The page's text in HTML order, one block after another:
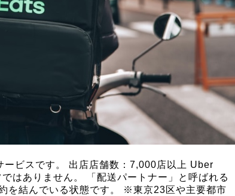
ビスです。 出店店舗数：7,000店以上 Uber
はありません。 「配送パートナー」と呼ばれる
を結んでいる状態です。 ※東京23区や主要都市